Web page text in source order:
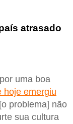
atrasado
uma boa
hoje emergiu
problema] não
sua cultura